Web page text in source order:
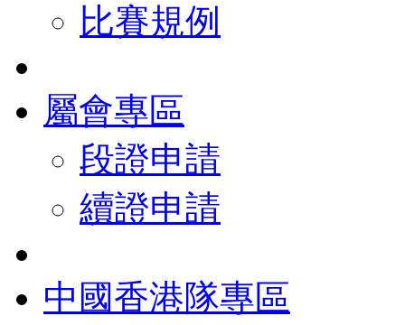
比賽規例
屬會專區
段證申請
續證申請
中國香港隊專區